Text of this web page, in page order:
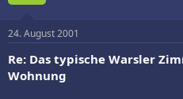
24. August 2001
Re: Das typische Warsler
Wohnung